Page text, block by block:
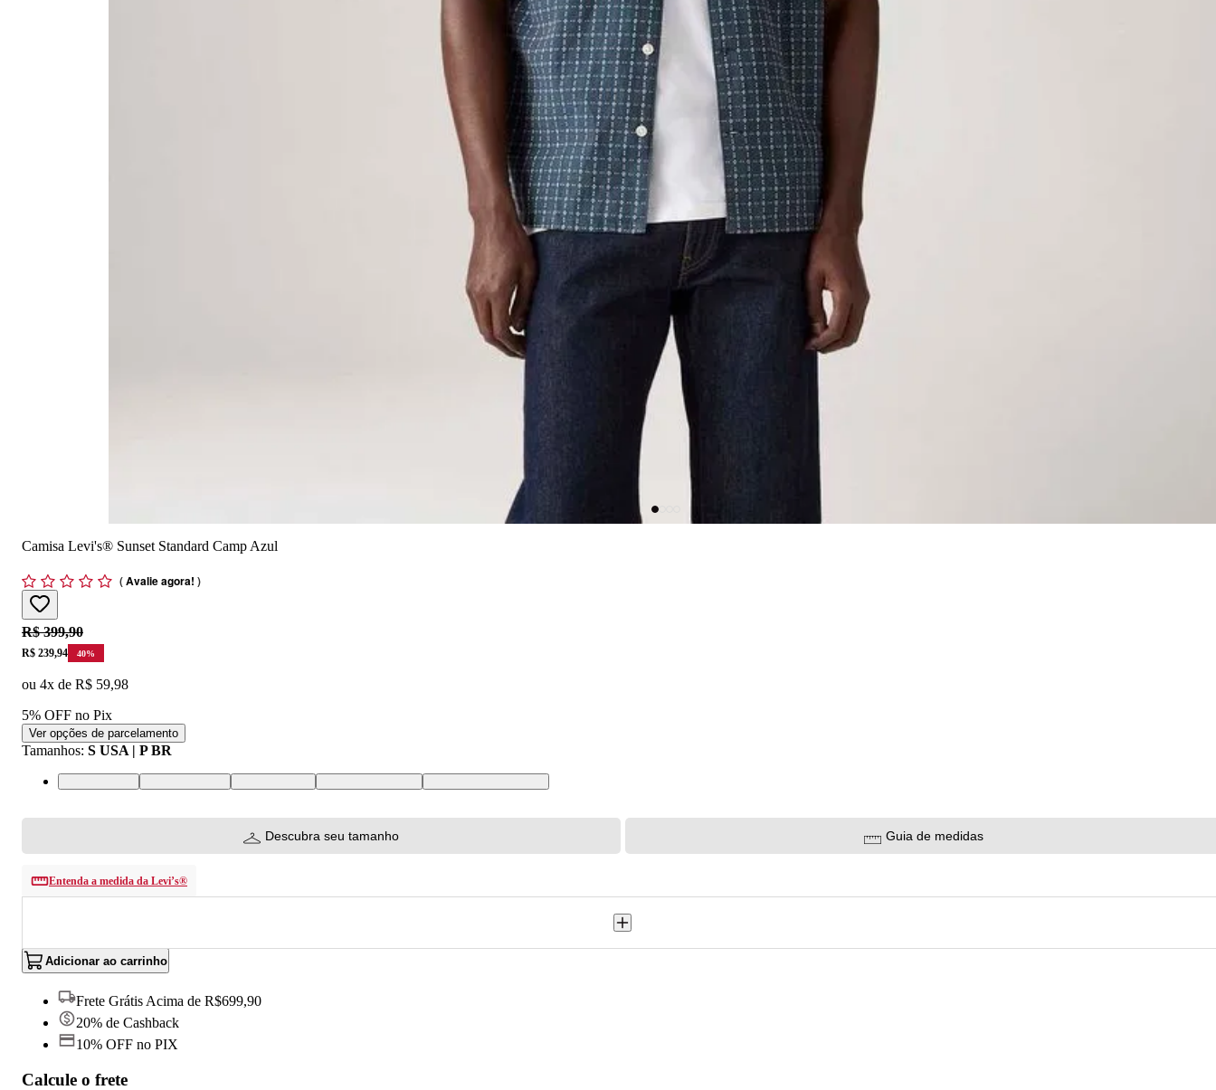
Camisa Levi's® Sunset Standard Camp Azul
(Avalie agora! )
Original price:
R$ 399,90
Price:
R$ 239,94 40%
ou 4x de R$ 59,98
5% OFF no Pix
Ver opções de parcelamento
Tamanhos: S USA | P BR
S USA | P BRM USA | M BRL USA | G BRXL USA | GG BRXXL USA | EGG BR
Descubra seu tamanho Guia de medidas
Entenda a medida da Levi’s®
Adicionar ao carrinho
Frete Grátis Acima de R$699,90
20% de Cashback
10% OFF no PIX
Calcule o frete